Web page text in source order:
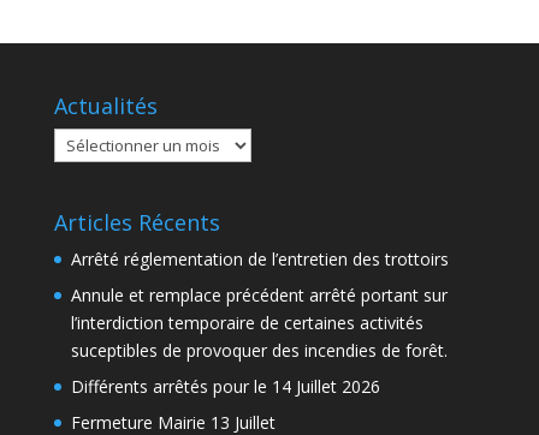
Actualités
Actualités
Articles Récents
Arrêté réglementation de l’entretien des trottoirs
Annule et remplace précédent arrêté portant sur
l’interdiction temporaire de certaines activités
suceptibles de provoquer des incendies de forêt.
Différents arrêtés pour le 14 Juillet 2026
Fermeture Mairie 13 Juillet